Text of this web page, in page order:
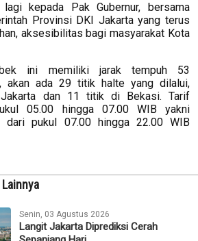
kepada Pak Gubernur, bersama
Provinsi DKI Jakarta yang terus
aksesibilitas bagi masyarakat Kota
ini memiliki jarak tempuh 53
akan ada 29 titik halte yang dilalui,
dan 11 titik di Bekasi. Tarif
05.00 hingga 07.00 WIB yakni
dari pukul 07.00 hingga 22.00 WIB
Senin, 03 Agustus 2026
Langit Jakarta Diprediksi Cerah